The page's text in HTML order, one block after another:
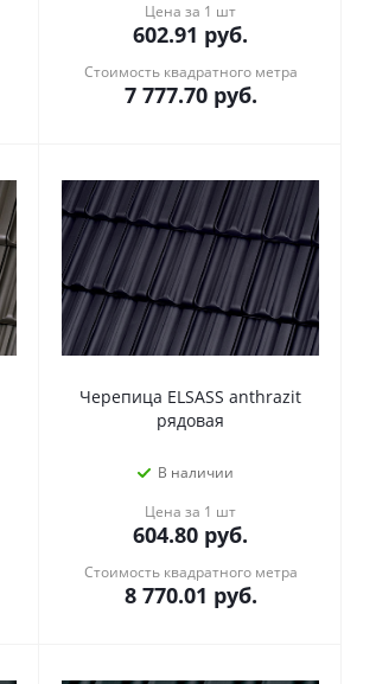
Цена за 1 шт
602.91 руб.
Стоимость квадратного метра
7 777.70руб.
Черепица ELSASS anthrazit
рядовая
В наличии
Цена за 1 шт
604.80 руб.
Стоимость квадратного метра
8 770.01 руб.